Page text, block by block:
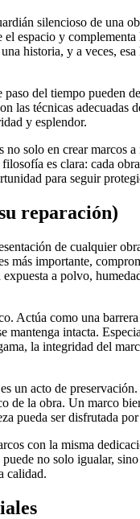
silencioso de una
espacio y
historia, y a veces,
del tiempo pueden
las técnicas adecuadas
y esplendor.
solo en crear marcos
es clara: cada
para seguir
reparación)
de cualquier
más importante,
a polvo,
Actúa como una
intacta.
la integridad del
un acto de
de la obra. Un marco
pueda ser disfrutada
con la misma
no solo igualar,
calidad.